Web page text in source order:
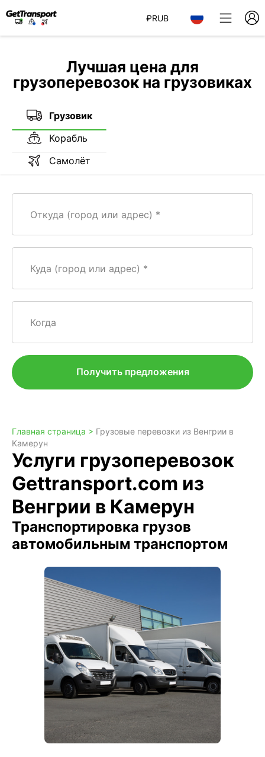
₽RUB
Лучшая цена для
грузоперевозок на грузовиках
Грузовик
Корабль
Самолёт
Откуда (город или адрес)
Куда (город или адрес)
Когда
Получить предложения
Главная страница > Грузовые перевозки из Венгрии в
Камерун
Услуги грузоперевозок
Gettransport.com из
Венгрии в Камерун
Транспортировка грузов
автомобильным транспортом